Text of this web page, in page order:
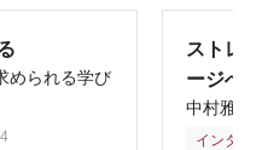
められる学び
ストレ
ージへ
中村雅俊
インタビ